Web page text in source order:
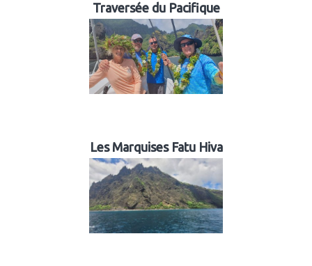
Traversée du Pacifique
Les Marquises Fatu Hiva